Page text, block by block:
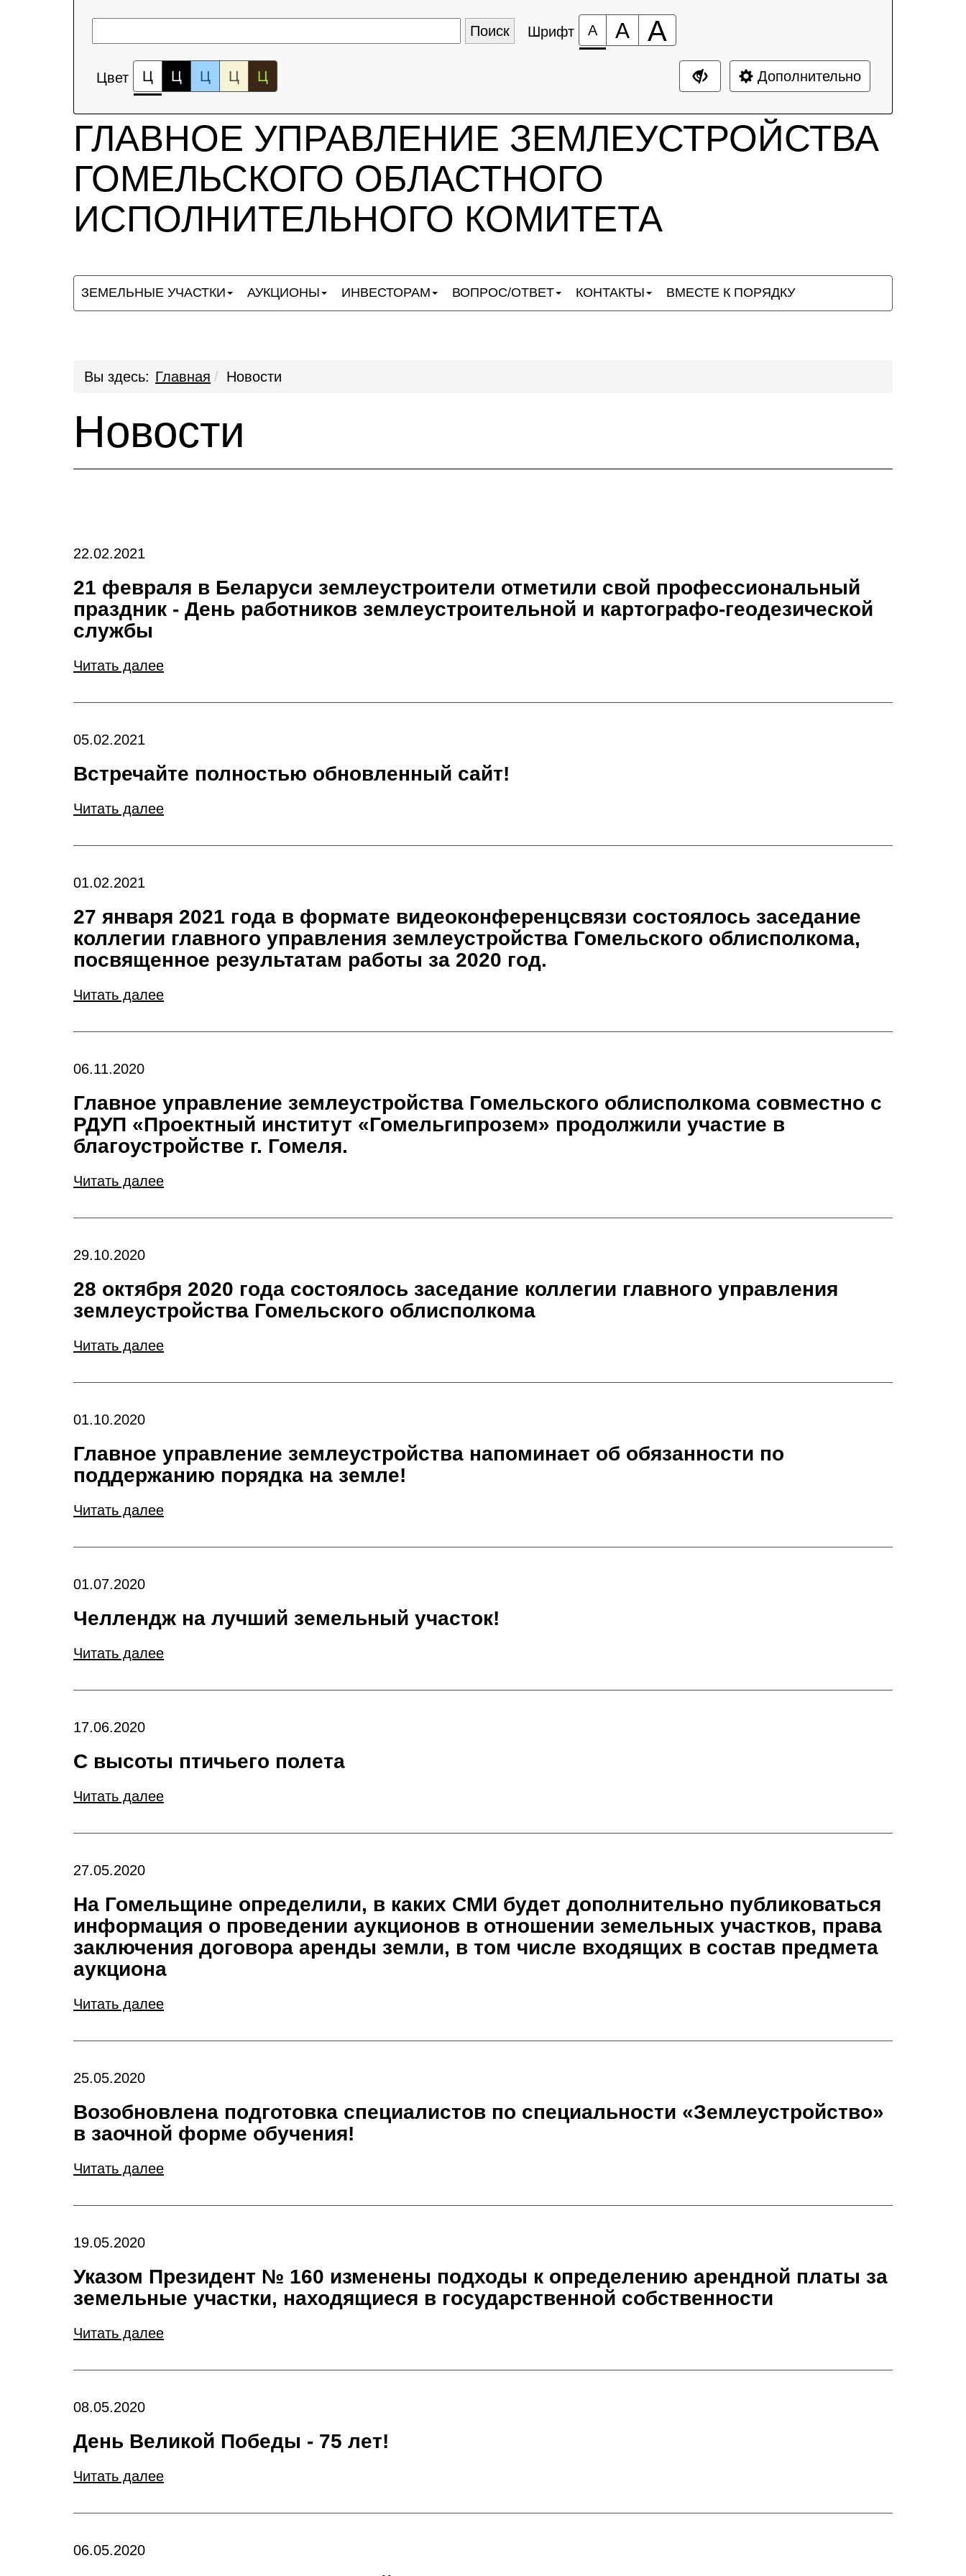
Шрифт А А А
Цвет Ц Ц Ц Ц Ц Дополнительно
ГЛАВНОЕ УПРАВЛЕНИЕ ЗЕМЛЕУСТРОЙСТВА
ГОМЕЛЬСКОГО ОБЛАСТНОГО
ИСПОЛНИТЕЛЬНОГО КОМИТЕТА
ЗЕМЕЛЬНЫЕ УЧАСТКИ АУКЦИОНЫ ИНВЕСТОРАМ ВОПРОС/ОТВЕТ КОНТАКТЫ ВМЕСТЕ К ПОРЯДКУ
Вы здесь: Главная Новости
Новости
22.02.2021
21 февраля в Беларуси землеустроители отметили свой профессиональный
праздник - День работников землеустроительной и картографо-геодезической
службы
Читать далее
05.02.2021
Встречайте полностью обновленный сайт!
Читать далее
01.02.2021
27 января 2021 года в формате видеоконференцсвязи состоялось заседание
коллегии главного управления землеустройства Гомельского облисполкома,
посвященное результатам работы за 2020 год.
Читать далее
06.11.2020
Главное управление землеустройства Гомельского облисполкома совместно с
РДУП «Проектный институт «Гомельгипрозем» продолжили участие в
благоустройстве г. Гомеля.
Читать далее
29.10.2020
28 октября 2020 года состоялось заседание коллегии главного управления
землеустройства Гомельского облисполкома
Читать далее
01.10.2020
Главное управление землеустройства напоминает об обязанности по
поддержанию порядка на земле!
Читать далее
01.07.2020
Челлендж на лучший земельный участок!
Читать далее
17.06.2020
С высоты птичьего полета
Читать далее
27.05.2020
На Гомельщине определили, в каких СМИ будет дополнительно публиковаться
информация о проведении аукционов в отношении земельных участков, права
заключения договора аренды земли, в том числе входящих в состав предмета
аукциона
Читать далее
25.05.2020
Возобновлена подготовка специалистов по специальности «Землеустройство»
в заочной форме обучения!
Читать далее
19.05.2020
Указом Президент № 160 изменены подходы к определению арендной платы за
земельные участки, находящиеся в государственной собственности
Читать далее
08.05.2020
День Великой Победы - 75 лет!
Читать далее
06.05.2020